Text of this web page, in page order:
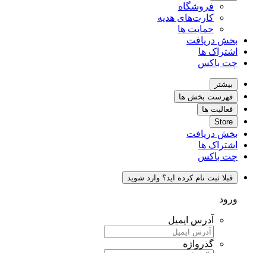
فروشگاه
کارت‌های هدیه
حمایت ها
بخش دریافت
اشتراک ها
چت باکس
بیشتر
فهرست بخش ها
فعالیت ها
Store
بخش دریافت
اشتراک ها
چت باکس
قبلا ثبت نام کرده اید؟ وارد شوید
ورود
آدرس ایمیل
گذرواژه